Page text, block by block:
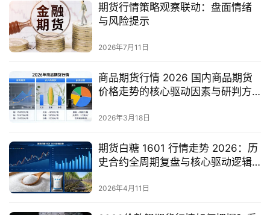
期货行情策略观察联动：盘面情绪
与风险提示
2026年7月11日
商品期货行情 2026 国内商品期货
价格走势的核心驱动因素与研判方
2026年3月18日
期货白糖 1601 行情走势 2026：历
史合约全周期复盘与核心驱动逻辑
2026年4月11日